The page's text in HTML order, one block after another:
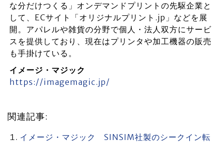
な分だけつくる」オンデマンドプリントの先駆企業と
して、ECサイト「オリジナルプリント.jp」などを展
開。アパレルや雑貨の分野で個人・法人双方にサービ
スを提供しており、現在はプリンタや加工機器の販売
も手掛けている。
イメージ・マジック
https://imagemagic.jp/
関連記事:
イメージ・マジック SINSIM社製のシークイン転